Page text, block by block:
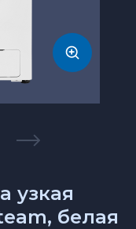
узкая
белая